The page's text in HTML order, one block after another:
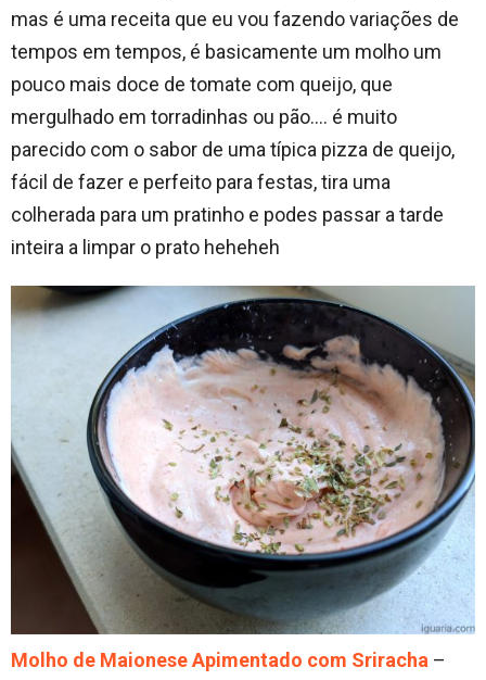
mas é uma receita que eu vou fazendo variações de
tempos em tempos, é basicamente um molho um
pouco mais doce de tomate com queijo, que
mergulhado em torradinhas ou pão…. é muito
parecido com o sabor de uma típica pizza de queijo,
fácil de fazer e perfeito para festas, tira uma
colherada para um pratinho e podes passar a tarde
inteira a limpar o prato heheheh
Molho de Maionese Apimentado com Sriracha –